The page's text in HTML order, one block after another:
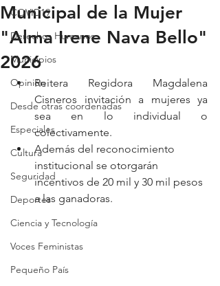
COVID19
Derechos Humanos
Municipios
Opinión
Desde otras coordenadas
Especiales
Cultura
Seguridad
Deportes
Ciencia y Tecnología
Voces Feministas
Pequeño País
Municipal de la Mujer
"Alma Irene Nava Bello"
2026
Reitera Regidora Magdalena
Cisneros invitación a mujeres ya
sea en lo individual o
colectivamente.
Además del reconocimiento
institucional se otorgarán
incentivos de 20 mil y 30 mil pesos
a las ganadoras.